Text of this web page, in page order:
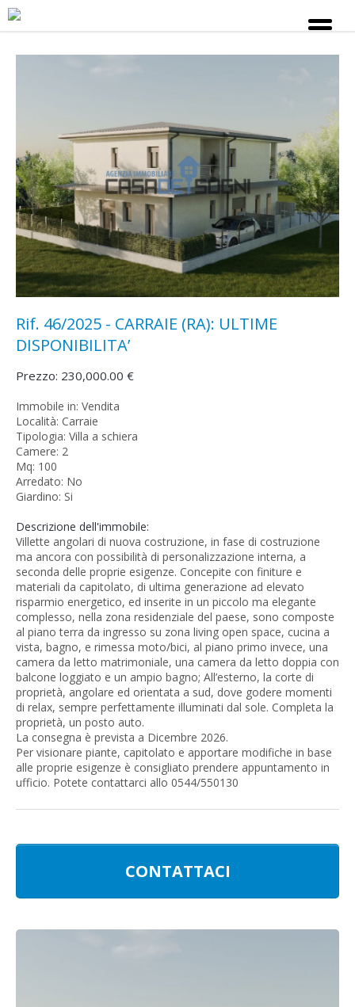
Rif. 46/2025 - CARRAIE (RA): ULTIME
DISPONIBILITA’
Prezzo: 230,000.00 €
Immobile in: Vendita
Località: Carraie
Tipologia: Villa a schiera
Camere: 2
Mq: 100
Arredato: No
Giardino: Si
Descrizione dell'immobile:
Villette angolari di nuova costruzione, in fase di costruzione
ma ancora con possibilità di personalizzazione interna, a
seconda delle proprie esigenze. Concepite con finiture e
materiali da capitolato, di ultima generazione ad elevato
risparmio energetico, ed inserite in un piccolo ma elegante
complesso, nella zona residenziale del paese, sono composte
al piano terra da ingresso su zona living open space, cucina a
vista, bagno, e rimessa moto/bici, al piano primo invece, una
camera da letto matrimoniale, una camera da letto doppia con
balcone loggiato e un ampio bagno; All’esterno, la corte di
proprietà, angolare ed orientata a sud, dove godere momenti
di relax, sempre perfettamente illuminati dal sole. Completa la
proprietà, un posto auto.
La consegna è prevista a Dicembre 2026.
Per visionare piante, capitolato e apportare modifiche in base
alle proprie esigenze è consigliato prendere appuntamento in
ufficio. Potete contattarci allo 0544/550130
CONTATTACI